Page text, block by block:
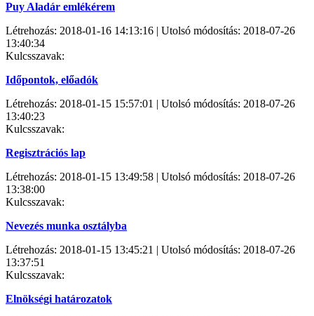
Puy Aladár emlékérem
Létrehozás: 2018-01-16 14:13:16 | Utolsó módosítás: 2018-07-26
13:40:34
Kulcsszavak:
Időpontok, előadók
Létrehozás: 2018-01-15 15:57:01 | Utolsó módosítás: 2018-07-26
13:40:23
Kulcsszavak:
Regisztrációs lap
Létrehozás: 2018-01-15 13:49:58 | Utolsó módosítás: 2018-07-26
13:38:00
Kulcsszavak:
Nevezés munka osztályba
Létrehozás: 2018-01-15 13:45:21 | Utolsó módosítás: 2018-07-26
13:37:51
Kulcsszavak:
Elnökségi határozatok